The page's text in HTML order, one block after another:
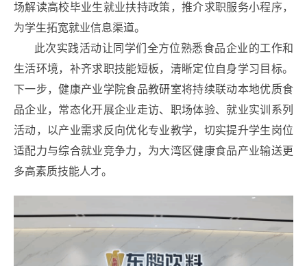
场解读高校毕业生就业扶持政策，推介求职服务小程序，
为学生拓宽就业信息渠道。
此次实践活动让同学们全方位熟悉食品企业的工作和
生活环境，补齐求职技能短板，清晰定位自身学习目标。
下一步，健康产业学院食品教研室将持续联动本地优质食
品企业，常态化开展企业走访、职场体验、就业实训系列
活动，以产业需求反向优化专业教学，切实提升学生岗位
适配力与综合就业竞争力，为大湾区健康食品产业输送更
多高素质技能人才。